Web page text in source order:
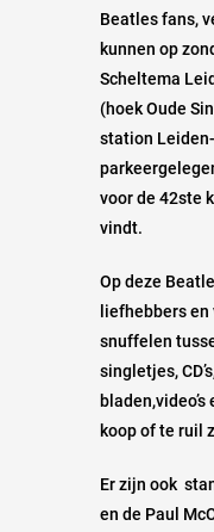
Beatles fans,
kunnen op
Scheltema
(hoek Oude
station
voor de 42ste
vindt.
Op deze
liefhebbers
snuffelen
singletjes,
koop of te ruil
Er zijn ook
en de Paul